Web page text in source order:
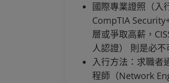
國際專業證照（入
CompTIA
層或爭取高薪，
人認證） 則是必不
入行方法：求職者
程師（Network